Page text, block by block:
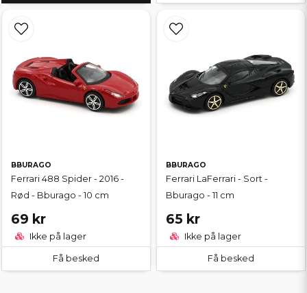
BBURAGO
Ferrari 488 Spider - 2016 -
Rød - Bburago - 10 cm
69 kr
Ikke på lager
Få besked
BBURAGO
Ferrari LaFerrari - Sort -
Bburago - 11 cm
65 kr
Ikke på lager
Få besked